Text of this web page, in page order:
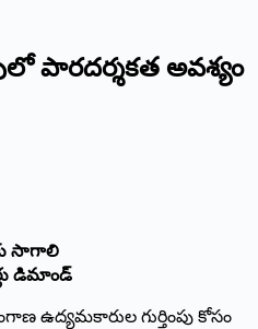
పారదర్శకత అవశ్యం
సాగాలి
డిమాండ్
ఉద్యమకారుల గుర్తింపు కోసం